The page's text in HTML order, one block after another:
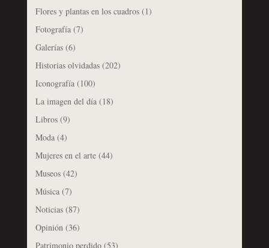
Flores y plantas en los cuadros(1)
Fotografía(7)
Galerías(6)
Historias olvidadas(202)
Iconografía(100)
La imagen del día(18)
Libros(9)
Moda(4)
Mujeres en el arte(44)
Museos(42)
Música(7)
Noticias(87)
Opinión(36)
Patrimonio perdido(53)